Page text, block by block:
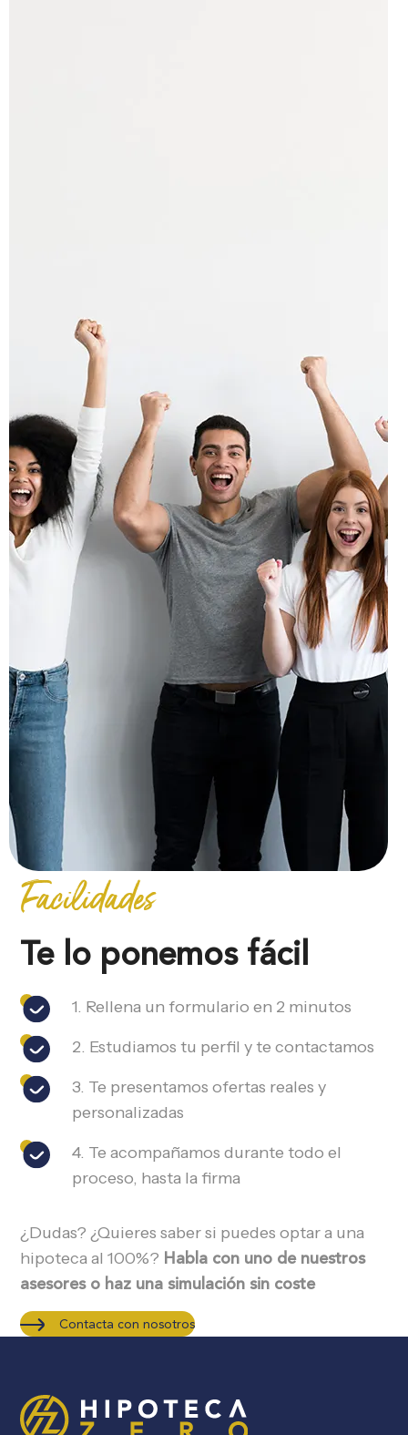
Facilidades
Te lo ponemos fácil
1. Rellena un formulario en 2 minutos
2. Estudiamos tu perfil y te contactamos
3. Te presentamos ofertas reales y
personalizadas
4. Te acompañamos durante todo el
proceso, hasta la firma
¿Dudas? ¿Quieres saber si puedes optar a una
hipoteca al 100%? Habla con uno de nuestros
asesores o haz una simulación sin coste
Contacta con nosotros